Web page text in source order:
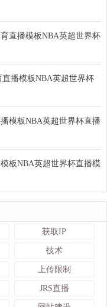
直播模板NBA英超世界杯
直播模板NBA英超世界杯
模板NBA英超世界杯直播
板NBA英超世界杯直播模
获取IP
技术
上传限制
JRS直播